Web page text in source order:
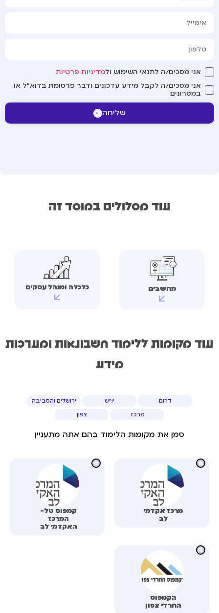
אני מסכים/ה לתנאי השימוש ולמדיניות פרטיות
אני מסכים/ה לקבל מידע עדכונים ודבר פרסומת בדוא"ל או
במסרונים
שליחה
עוד מסלולים במוסד זה
מחשבים כלכלה ומנהל עסקים
עוד מקומות ללימוד חשבונאות ומערכות
מידע
דרום יו"ש
ירושלים והסביבה
מרכז
צפון
סמן את מקומות הלימוד בהם אתה מתעניין
מרכז אקדמי
לב
קמפוס טל-
המרכז
האקדמי לב
הקמפוס
החרדי צפון